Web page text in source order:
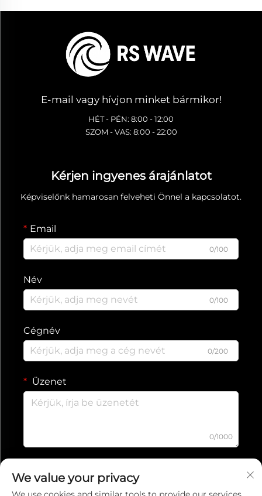
E-mail vagy hívjon minket bármikor!
HÉT - PÉN: 8:00 - 12:00
SZOM - VAS: 8:00 - 22:00
Kérjen ingyenes árajánlatot
Képviselőnk hamarosan felveheti Önnel a kapcsolatot.
Email
0/100
Név
0/100
Cégnév
0/200
Üzenet
0/1000
Beküldés
We value your privacy